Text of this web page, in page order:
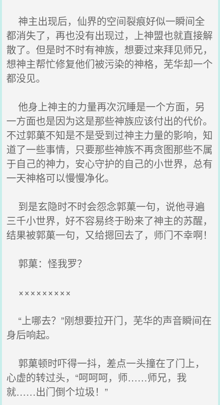
神主出现后，仙界的空间裂痕好似一瞬间全
都消失了，再也没有出现过，上神盟也就直接解
散了。但是时不时有神族，想要过来拜见师兄，
想神主帮忙修复他们被污染的神格，芜华却一个
都没见。
他身上神主的力量再次沉睡是一个方面，另
一方面也是因为这是那些神族应该付出的代价。
不过郭菓不知是不是受到过神主力量的影响，知
道了一些事情，只要那些神族不再贪图那些不属
于自己的神力，安心守护的自己的小世界，总有
一天神格可以慢慢净化。
到是玄隐时不时会怨念郭菓一句，说他寻遍
三千小世界，好不容易终于盼来了神主的苏醒，
结果被郭菓一句，又给摁回去了，师门不幸啊！
郭菓：怪我罗？
×××××××××
“上哪去？”刚想要拉开门，芜华的声音瞬间在
身后响起。
郭菓顿时吓得一抖，差点一头撞在了门上，
心虚的转过头，“呵呵呵，师……师兄，我
就……出门倒个垃圾！”